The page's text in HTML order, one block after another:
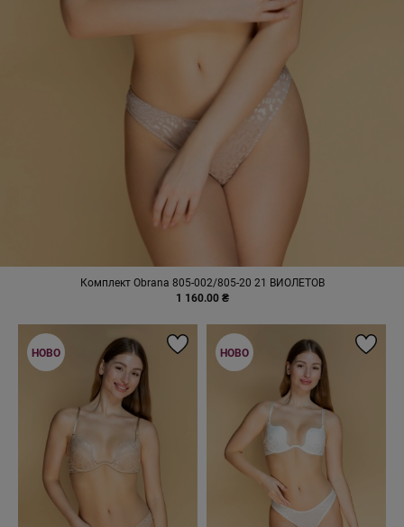
Комплект Obrana 805-002/805-20 21 ВИОЛЕТОВ
1 160.00 ₴
НОВО НОВО